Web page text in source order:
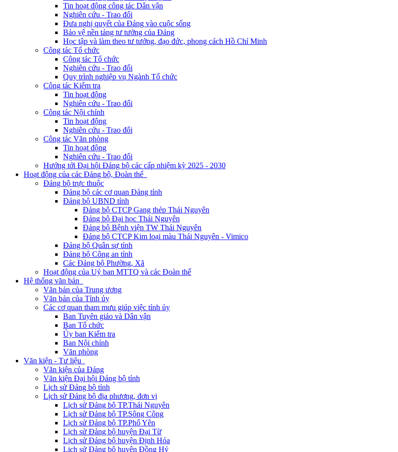
Tin hoạt động công tác Dân vận
Nghiên cứu - Trao đổi
Đưa nghị quyết của Đảng vào cuộc sống
Bảo vệ nền tảng tư tưởng của Đảng
Học tập và làm theo tư tưởng, đạo đức, phong cách Hồ Chí Minh
Công tác Tổ chức
Công tác Tổ chức
Nghiên cứu - Trao đổi
Quy trình nghiệp vụ Ngành Tổ chức
Công tác Kiểm tra
Tin hoạt động
Nghiên cứu - Trao đổi
Công tác Nội chính
Tin hoạt động
Nghiên cứu - Trao đổi
Công tác Văn phòng
Tin hoạt động
Nghiên cứu - Trao đổi
Hướng tới Đại hội Đảng bộ các cấp nhiệm kỳ 2025 - 2030
Hoạt động của các Đảng bộ, Đoàn thể
Đảng bộ trực thuộc
Đảng bộ các cơ quan Đảng tỉnh
Đảng bộ UBND tỉnh
Đảng bộ CTCP Gang thép Thái Nguyên
Đảng bộ Đại học Thái Nguyên
Đảng bộ Bệnh viện TW Thái Nguyên
Đảng bộ CTCP Kim loại màu Thái Nguyên - Vimico
Đảng bộ Quân sự tỉnh
Đảng bộ Công an tỉnh
Các Đảng bộ Phường, Xã
Hoạt động của Uỷ ban MTTQ và các Đoàn thể
Hệ thống văn bản
Văn bản của Trung ương
Văn bản của Tỉnh ủy
Các cơ quan tham mưu giúp việc tỉnh ủy
Ban Tuyên giáo và Dân vận
Ban Tổ chức
Ủy ban Kiểm tra
Ban Nội chính
Văn phòng
Văn kiện - Tư liệu
Văn kiện của Đảng
Văn kiện Đại hội Đảng bộ tỉnh
Lịch sử Đảng bộ tỉnh
Lịch sử Đảng bộ địa phương, đơn vị
Lịch sử Đảng bộ TP.Thái Nguyên
Lịch sử Đảng bộ TP.Sông Công
Lịch sử Đảng bộ TP.Phổ Yên
Lịch sử Đảng bộ huyện Đại Từ
Lịch sử Đảng bộ huyện Định Hóa
Lịch sử Đảng bộ huyện Đồng Hỷ